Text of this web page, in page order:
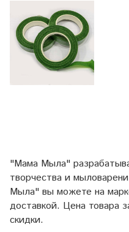
"Мама Мыла"
творчества и
Мыла" вы можете на
доставкой. Цена товара
скидки.